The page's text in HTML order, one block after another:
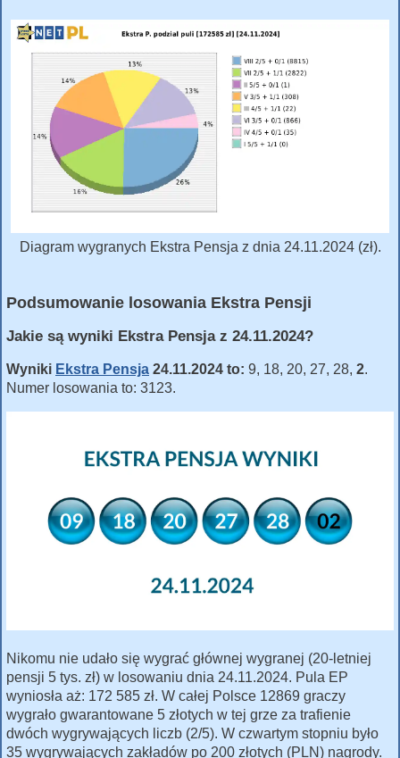
Diagram wygranych Ekstra Pensja z dnia 24.11.2024 (zł).
Podsumowanie losowania Ekstra Pensji
Jakie są wyniki Ekstra Pensja z 24.11.2024?
Wyniki Ekstra Pensja 24.11.2024 to: 9, 18, 20, 27, 28, 2.
Numer losowania to: 3123.
Nikomu nie udało się wygrać głównej wygranej (20-letniej
pensji 5 tys. zł) w losowaniu dnia 24.11.2024. Pula EP
wyniosła aż: 172 585 zł. W całej Polsce 12869 graczy
wygrało gwarantowane 5 złotych w tej grze za trafienie
dwóch wygrywających liczb (2/5). W czwartym stopniu było
35 wygrywających zakładów po 200 złotych (PLN) nagrody.